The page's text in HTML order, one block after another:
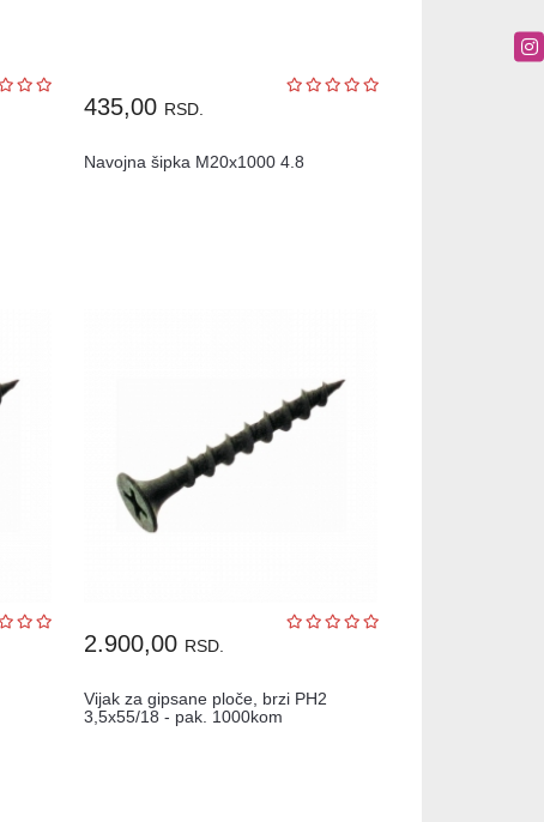
435,00 RSD.
Navojna šipka M20x1000 4.8
2.900,00 RSD.
Vijak za gipsane ploče, brzi PH2
3,5x55/18 - pak. 1000kom